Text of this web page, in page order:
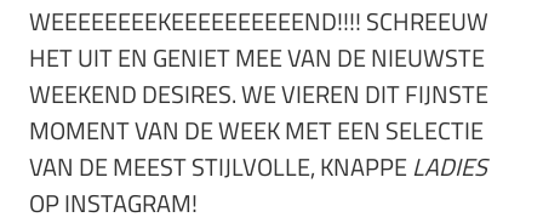
WEEEEEEEEKEEEEEEEEEEND!!!! SCHREEUW
HET UIT EN GENIET MEE VAN DE NIEUWSTE
WEEKEND DESIRES. WE VIEREN DIT FIJNSTE
MOMENT VAN DE WEEK MET EEN SELECTIE
VAN DE MEEST STIJLVOLLE, KNAPPELADIES
OP INSTAGRAM!